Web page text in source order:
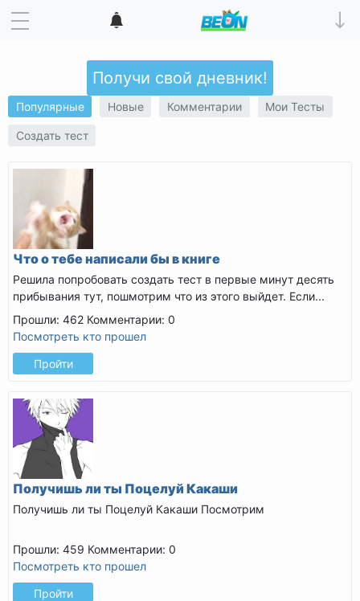
Получи свой дневник!
Популярные Новые Комментарии Мои Тесты
Создать тест
Что о тебе написали бы в книге
Решила попробовать создать тест в первые минут десять
прибывания тут, пошмотрим что из этого выйдет. Если...
Прошли: 462 Комментарии: 0
Посмотреть кто прошел
Пройти
Получишь ли ты Поцелуй Какаши
Получишь ли ты Поцелуй Какаши Посмотрим
Прошли: 459 Комментарии: 0
Посмотреть кто прошел
Пройти